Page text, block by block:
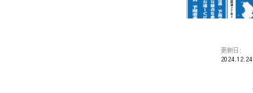
更新日:
2024.12.24